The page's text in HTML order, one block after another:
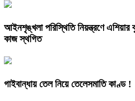
আইনশৃঙ্খলা পরিস্থিতি নিয়ন্ত্রণে এশিয়ার
কাজ স্থগিত
গাইবান্ধায় তেল নিয়ে তেলেসমাতি কাণ্ড !